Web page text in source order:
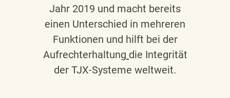
Jahr 2019 und macht bereits
einen Unterschied in mehreren
Funktionen und hilft bei der
Aufrechterhaltung die Integrität
der TJX-Systeme weltweit.